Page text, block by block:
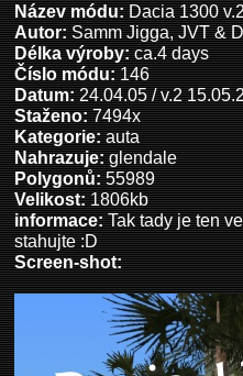
Název módu:Dacia 1300
Autor:Samm Jigga, JVT &
Délka výroby:ca.4 days
Číslo módu:146
Datum:24.04.05 / v.2
Staženo:7494x
Kategorie:auta
Nahrazuje:glendale
Polygonů:55989
Velikost:1806kb
informace:Tak tady je ten
stahujte :D
Screen-shot: